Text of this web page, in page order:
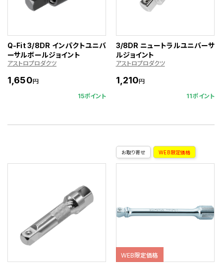
Q-Fit 3/8DR インパクトユニバ
ーサルボールジョイント
アストロプロダクツ
1,650円
15ポイント
3/8DR ニュートラルユニバーサ
ルジョイント
アストロプロダクツ
1,210円
11ポイント
お取り寄せ WEB限定価格
WEB限定価格